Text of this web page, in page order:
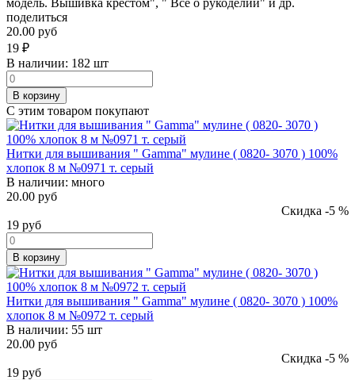
поделиться
20.00 руб
19 ₽
В наличии: 182 шт
В корзину
С этим товаром покупают
Нитки для вышивания " Gamma" мулине ( 0820- 3070 ) 100%
хлопок 8 м №0971 т. серый
В наличии: много
20.00 руб
Скидка -5 %
19 руб
В корзину
Нитки для вышивания " Gamma" мулине ( 0820- 3070 ) 100%
хлопок 8 м №0972 т. серый
В наличии: 55 шт
20.00 руб
Скидка -5 %
19 руб